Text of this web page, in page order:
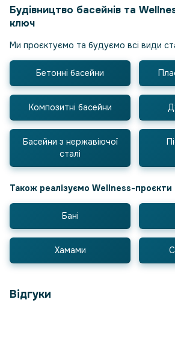
Будівництво басейнів та
ключ
Ми проєктуємо та будуємо всі види
Бетонні басейни
Композитні басейни
Басейни з нержавіючої
сталі
Також реалізуємо Wellness-проєкти
Бані
Хамами
Відгуки